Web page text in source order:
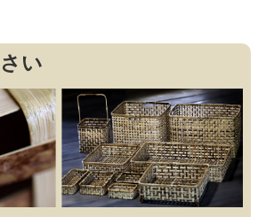
い